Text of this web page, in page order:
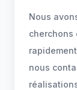
Nous
cherchons
nous